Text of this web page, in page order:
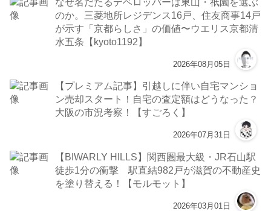
のか。三菱地所レジデンス16戸、住友商事14戸
が示す「京都らしさ」の価値〜ウエリス京都清
水五条【kyoto1192】
2026年08月05日
【プレミアム記事】引越しに伴い自宅マンショ
ン売却スタート！自宅の査定額はどうなった？
大阪の市況考察！【すごろく】
2026年07月31日
【BIWARLY HILLS】関西圏最大級・JR石山駅
徒歩1分の衝撃 駅直結982戸が滋賀の不動産史
を塗り替える！【モルモット】
2026年03月01日